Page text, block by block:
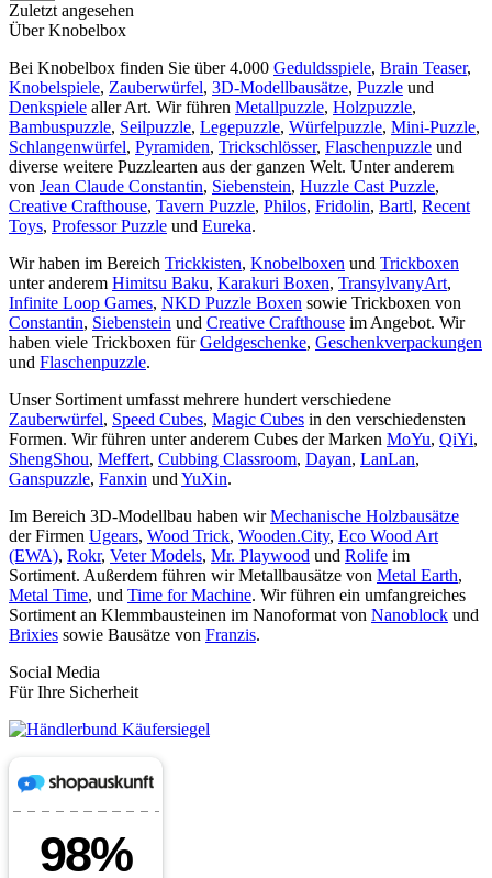
Zuletzt angesehen
Über Knobelbox
Bei Knobelbox finden Sie über 4.000 Geduldsspiele, Brain Teaser,
Knobelspiele, Zauberwürfel, 3D-Modellbausätze, Puzzle und
Denkspiele aller Art. Wir führen Metallpuzzle, Holzpuzzle,
Bambuspuzzle, Seilpuzzle, Legepuzzle, Würfelpuzzle, Mini-Puzzle,
Schlangenwürfel, Pyramiden, Trickschlösser, Flaschenpuzzle und
diverse weitere Puzzlearten aus der ganzen Welt. Unter anderem
von Jean Claude Constantin, Siebenstein, Huzzle Cast Puzzle,
Creative Crafthouse, Tavern Puzzle, Philos, Fridolin, Bartl, Recent
Toys, Professor Puzzle und Eureka.
Wir haben im Bereich Trickkisten, Knobelboxen und Trickboxen
unter anderem Himitsu Baku, Karakuri Boxen, TransylvanyArt,
Infinite Loop Games, NKD Puzzle Boxen sowie Trickboxen von
Constantin, Siebenstein und Creative Crafthouse im Angebot. Wir
haben viele Trickboxen fürGeldgeschenke, Geschenkverpackungen
und Flaschenpuzzle.
Unser Sortiment umfasst mehrere hundert verschiedene
Zauberwürfel, Speed Cubes, Magic Cubes in den verschiedensten
Formen. Wir führen unter anderem Cubes der Marken MoYu, QiYi,
ShengShou, Meffert, Cubbing Classroom, Dayan, LanLan,
Ganspuzzle, Fanxin und YuXin.
Im Bereich 3D-Modellbau haben wirMechanische Holzbausätze
der Firmen Ugears, Wood Trick, Wooden.City, Eco Wood Art
(EWA), Rokr, Veter Models, Mr. Playwood und Rolife im
Sortiment. Außerdem führen wir Metallbausätze von Metal Earth,
Metal Time, und Time for Machine. Wir führen ein umfangreiches
Sortiment an Klemmbausteinen im Nanoformat von Nanoblock und
Brixies sowie Bausätze von Franzis.
Social Media
Für Ihre Sicherheit